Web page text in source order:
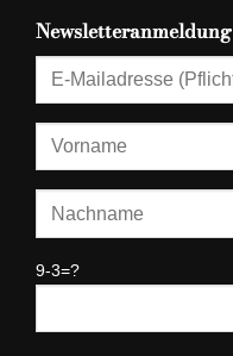
Newsletteranmeldung
9-3=?